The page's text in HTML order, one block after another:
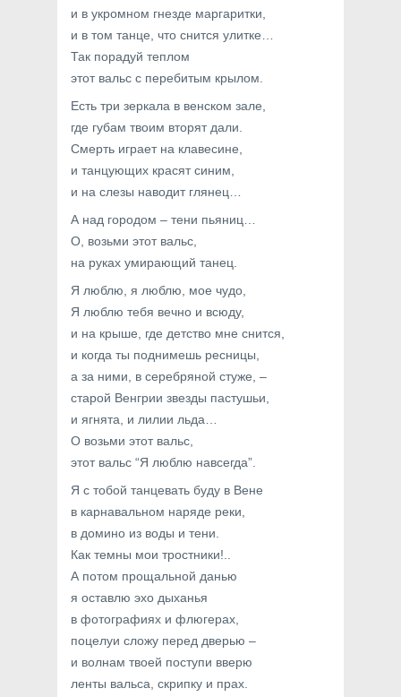
и в укромном гнезде маргаритки,
и в том танце, что снится улитке…
Так порадуй теплом
этот вальс с перебитым крылом.
Есть три зеркала в венском зале,
где губам твоим вторят дали.
Смерть играет на клавесине,
и танцующих красят синим,
и на слезы наводит глянец…
А над городом – тени пьяниц…
О, возьми этот вальс,
на руках умирающий танец.
Я люблю, я люблю, мое чудо,
Я люблю тебя вечно и всюду,
и на крыше, где детство мне снится,
и когда ты поднимешь ресницы,
а за ними, в серебряной стуже, –
старой Венгрии звезды пастушьи,
и ягнята, и лилии льда…
О возьми этот вальс,
этот вальс “Я люблю навсегда”.
Я с тобой танцевать буду в Вене
в карнавальном наряде реки,
в домино из воды и тени.
Как темны мои тростники!..
А потом прощальной данью
я оставлю эхо дыханья
в фотографиях и флюгерах,
поцелуи сложу перед дверью –
и волнам твоей поступи вверю
ленты вальса, скрипку и прах.